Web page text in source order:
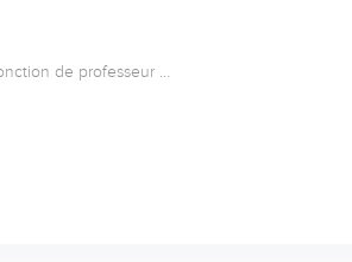
de professeur …